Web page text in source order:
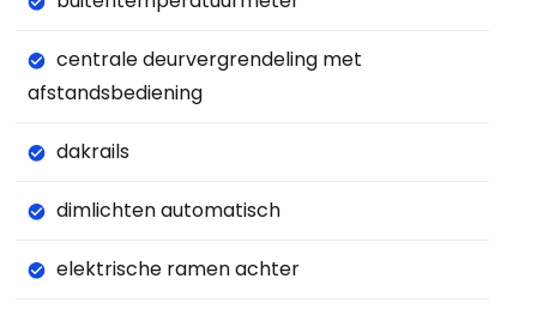
centrale deurvergrendeling met
afstandsbediening
dakrails
dimlichten automatisch
elektrische ramen achter